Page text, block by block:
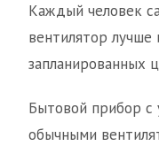
Каждый человек
вентилятор
запланированных
Бытовой прибор с
обычными